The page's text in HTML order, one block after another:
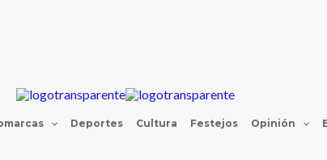
Deportes Cultura Festejos Opinión